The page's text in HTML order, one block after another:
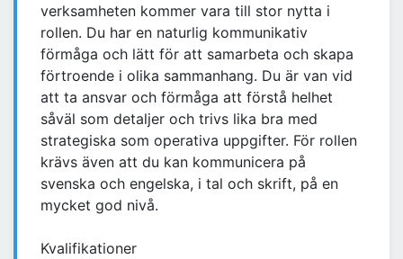
verksamheten kommer vara till stor nytta i
rollen. Du har en naturlig kommunikativ
förmåga och lätt för att samarbeta och skapa
förtroende i olika sammanhang. Du är van vid
att ta ansvar och förmåga att förstå helhet
såväl som detaljer och trivs lika bra med
strategiska som operativa uppgifter. För rollen
krävs även att du kan kommunicera på
svenska och engelska, i tal och skrift, på en
mycket god nivå.
Kvalifikationer